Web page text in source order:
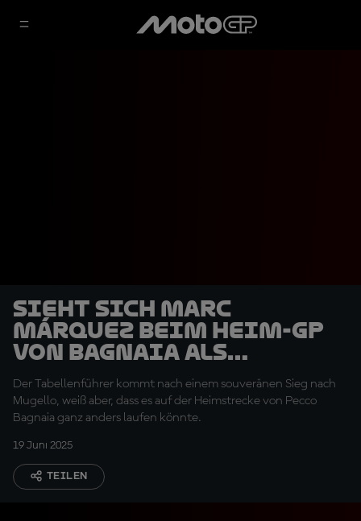
Sieht sich Marc
Márquez beim Heim-GP
von Bagnaia als
Favorit?
Der Tabellenführer kommt nach einem souveränen Sieg nach
Mugello, weiß aber, dass es auf der Heimstrecke von Pecco
Bagnaia ganz anders laufen könnte.
19 Juni 2025
TEILEN